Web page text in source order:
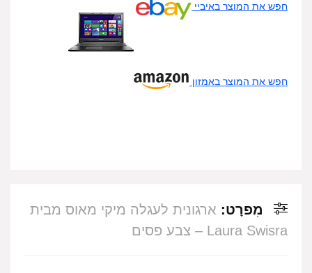
חפש את המוצר באיביי
חפש את המוצר באמזון
מִפרָט: ארגונית לעגלה מיקי מאוס מבית
Laura Swisra – צבע פסים